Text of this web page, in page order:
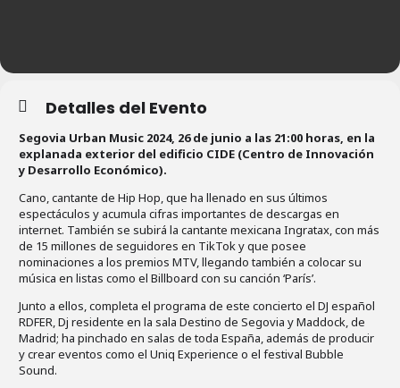
Detalles del Evento
Segovia Urban Music 2024, 26 de junio a las 21:00 horas, en la
explanada exterior del edificio CIDE (Centro de Innovación
y Desarrollo Económico).
Cano, cantante de Hip Hop, que ha llenado en sus últimos
espectáculos y acumula cifras importantes de descargas en
internet. También se subirá la cantante mexicana Ingratax, con más
de 15 millones de seguidores en TikTok y que posee
nominaciones a los premios MTV, llegando también a colocar su
música en listas como el Billboard con su canción ‘París’.
Junto a ellos, completa el programa de este concierto el DJ español
RDFER, Dj residente en la sala Destino de Segovia y Maddock, de
Madrid; ha pinchado en salas de toda España, además de producir
y crear eventos como el Uniq Experience o el festival Bubble
Sound.